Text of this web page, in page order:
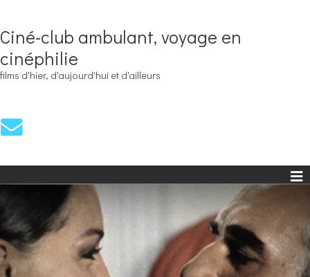
Ciné-club ambulant, voyage en
cinéphilie
films d'hier, d'aujourd'hui et d'ailleurs